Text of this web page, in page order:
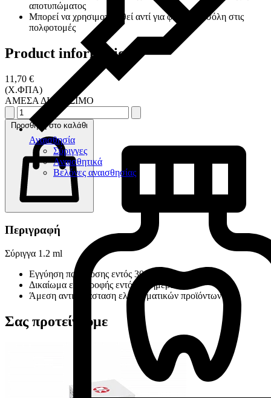
Αναισθησία
Σύριγγες
Αναισθητικά
Βελόνες αναισθησίας
αποτυπώματος
Μπορεί να χρησιμοποιηθεί αντί για φορμοκρεσόλη στις
πολφοτομές
Product information
11,70 €
(Χ.ΦΠΑ)
ΑΜΕΣΑ ΔΙΑΘΕΣΙΜΟ
Προσθήκη στο καλάθι
Περιγραφή
Σύριγγα 1.2 ml
Εγγύηση παράδοσης εντός 30 ημερών
Δικαίωμα επιστροφής εντός 14 ημερών
Άμεση αντικατάσταση ελαττωματικών προϊόντων
Σας προτείνουμε